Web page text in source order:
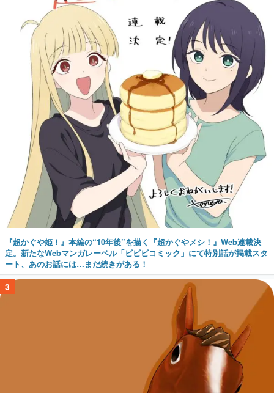
『超かぐや姫！』本編の“10年後”を描く『超かぐやメシ！』Web連載決
定。新たなWebマンガレーベル「ビビビコミック」にて特別話が掲載スタ
ート、あのお話には…まだ続きがある！
3